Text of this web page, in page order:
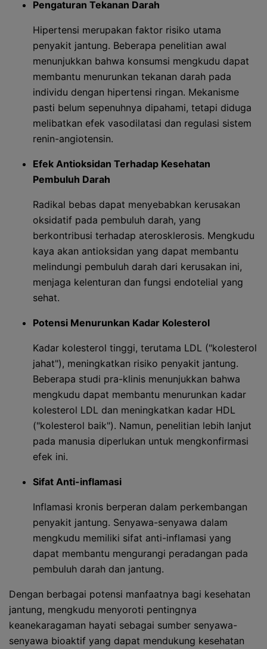
Pengaturan Tekanan Darah
Hipertensi merupakan faktor risiko utama
penyakit jantung. Beberapa penelitian awal
menunjukkan bahwa konsumsi mengkudu dapat
membantu menurunkan tekanan darah pada
individu dengan hipertensi ringan. Mekanisme
pasti belum sepenuhnya dipahami, tetapi diduga
melibatkan efek vasodilatasi dan regulasi sistem
renin-angiotensin.
Efek Antioksidan Terhadap Kesehatan
Pembuluh Darah
Radikal bebas dapat menyebabkan kerusakan
oksidatif pada pembuluh darah, yang
berkontribusi terhadap aterosklerosis. Mengkudu
kaya akan antioksidan yang dapat membantu
melindungi pembuluh darah dari kerusakan ini,
menjaga kelenturan dan fungsi endotelial yang
sehat.
Potensi Menurunkan Kadar Kolesterol
Kadar kolesterol tinggi, terutama LDL ("kolesterol
jahat"), meningkatkan risiko penyakit jantung.
Beberapa studi pra-klinis menunjukkan bahwa
mengkudu dapat membantu menurunkan kadar
kolesterol LDL dan meningkatkan kadar HDL
("kolesterol baik"). Namun, penelitian lebih lanjut
pada manusia diperlukan untuk mengkonfirmasi
efek ini.
Sifat Anti-inflamasi
Inflamasi kronis berperan dalam perkembangan
penyakit jantung. Senyawa-senyawa dalam
mengkudu memiliki sifat anti-inflamasi yang
dapat membantu mengurangi peradangan pada
pembuluh darah dan jantung.
Dengan berbagai potensi manfaatnya bagi kesehatan
jantung, mengkudu menyoroti pentingnya
keanekaragaman hayati sebagai sumber senyawa-
senyawa bioaktif yang dapat mendukung kesehatan